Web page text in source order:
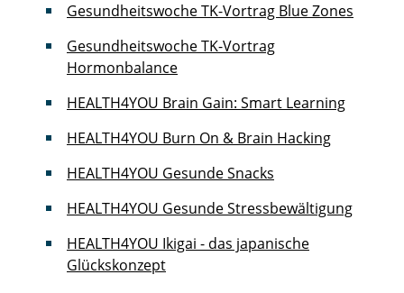
Gesundheitswoche TK-Vortrag Blue Zones
Gesundheitswoche TK-Vortrag
Hormonbalance
HEALTH4YOU Brain Gain: Smart Learning
HEALTH4YOU Burn On & Brain Hacking
HEALTH4YOU Gesunde Snacks
HEALTH4YOU Gesunde Stressbewältigung
HEALTH4YOU Ikigai - das japanische
Glückskonzept